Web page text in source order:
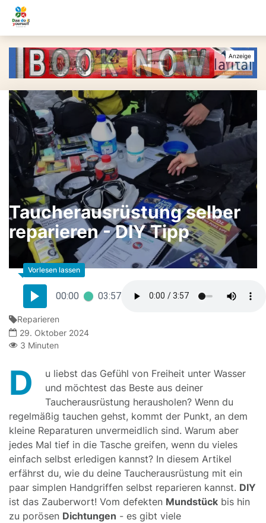
Taucherausrüstung selber
reparieren - DIY Tipp
00:00 03:57
Reparieren
29. Oktober 2024
3 Minuten
D
u liebst das Gefühl von Freiheit unter Wasser
und möchtest das Beste aus deiner
Taucherausrüstung herausholen? Wenn du
regelmäßig tauchen gehst, kommt der Punkt, an dem
kleine Reparaturen unvermeidlich sind. Warum aber
jedes Mal tief in die Tasche greifen, wenn du vieles
einfach selbst erledigen kannst? In diesem Artikel
erfährst du, wie du deine Taucherausrüstung mit ein
paar simplen Handgriffen selbst reparieren kannst. DIY
ist das Zauberwort! Vom defekten Mundstück bis hin
zu porösen Dichtungen - es gibt viele